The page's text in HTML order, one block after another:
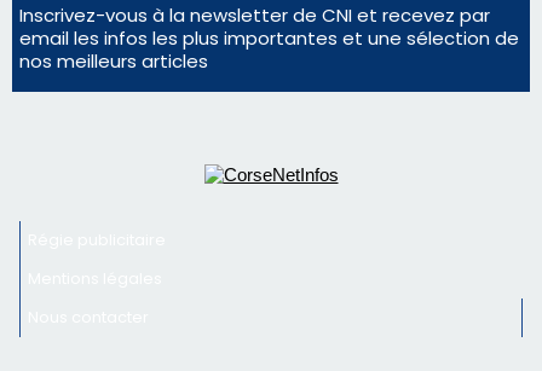
Inscrivez-vous à la newsletter de CNI et recevez par
email les infos les plus importantes et une sélection de
nos meilleurs articles